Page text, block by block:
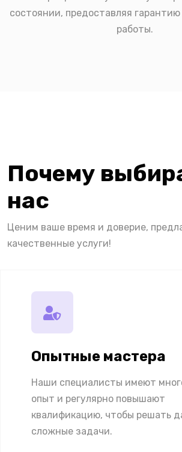
состоянии, предоставляя
работы.
Почему
нас
Ценим ваше время и доверие,
качественные услуги!
Опытные мастера
Наши специалисты имеют
опыт и регулярно повышают
квалификацию, чтобы решать
сложные задачи.